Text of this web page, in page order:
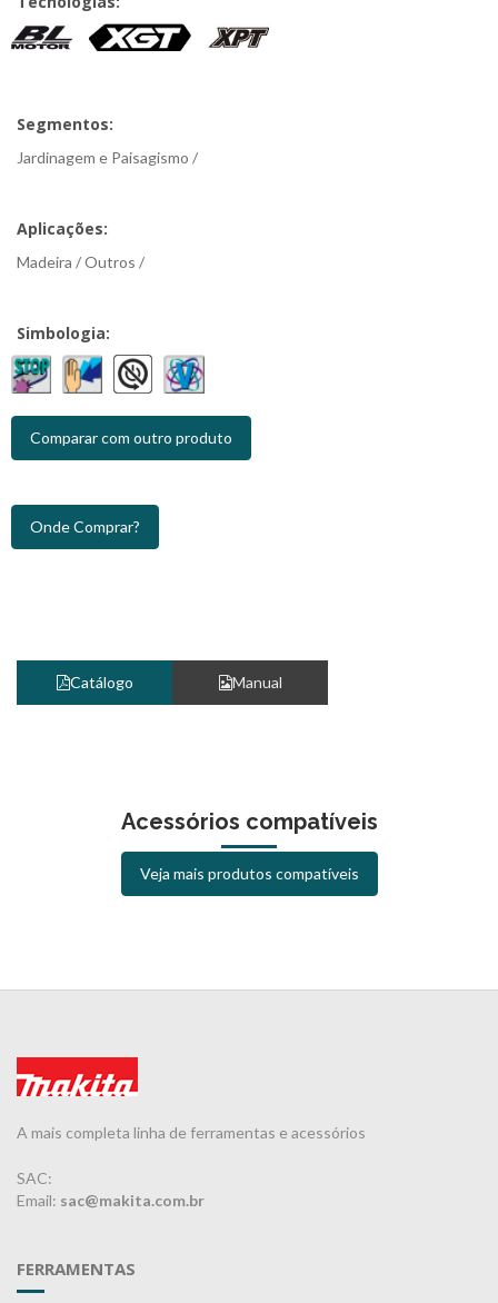
Segmentos:
Jardinagem e Paisagismo /
Aplicações:
Madeira / Outros /
Simbologia:
Comparar com outro produto
Onde Comprar?
Catálogo Manual
Acessórios compatíveis
Veja mais produtos compatíveis
A mais completa linha de ferramentas e acessórios
SAC:
Email: sac@makita.com.br
FERRAMENTAS